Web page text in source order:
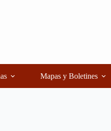
Mapas y Boletines